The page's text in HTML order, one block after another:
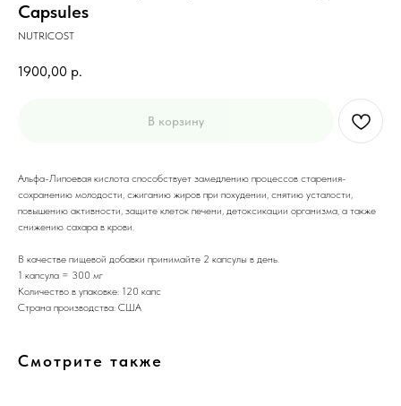
Capsules
NUTRICOST
1900,00 р.
В корзину
Альфа-Липоевая кислота способствует замедлению процессов старения-
сохранению молодости, сжиганию жиров при похудении, снятию усталости,
повышению активности, защите клеток печени, детоксикации организма, а также
снижению сахара в крови.
В качестве пищевой добавки принимайте 2 капсулы в день.
1 капсула = 300 мг
Количество в упаковке: 120 капс
Страна производства: США
Смотрите также